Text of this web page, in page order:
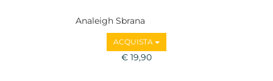
Analeigh Sbrana
ACQUISTA
€ 19,90